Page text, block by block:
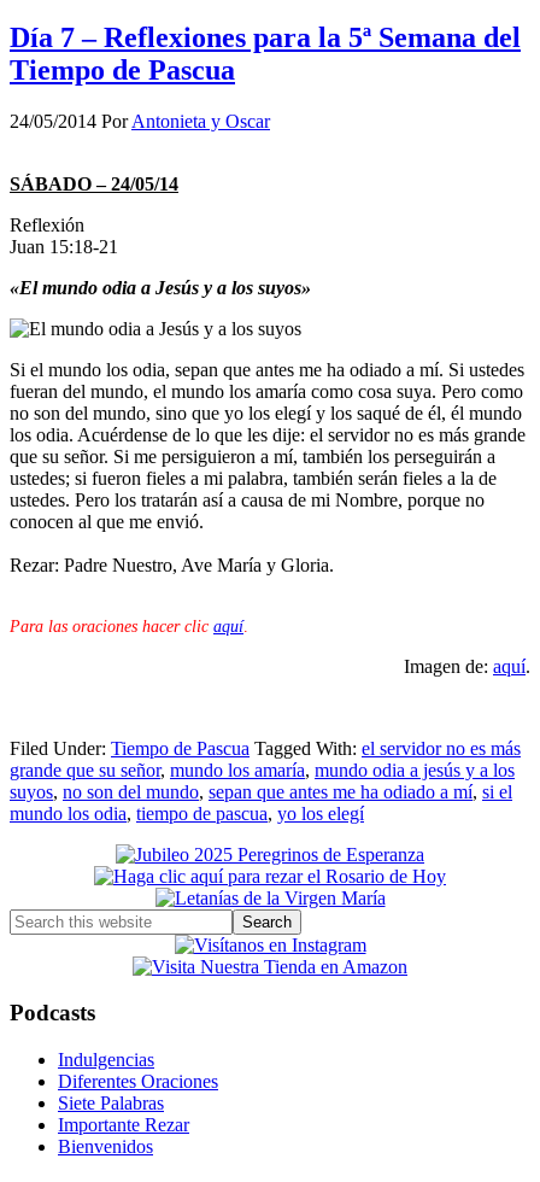
Día 7 – Reflexiones para la 5ª Semana del
Tiempo de Pascua
24/05/2014 PorAntonieta y Oscar
SÁBADO – 24/05/14
Reflexión
Juan 15:18-21
«El mundo odia a Jesús y a los suyos»
Si el mundo los odia, sepan que antes me ha odiado a mí. Si ustedes
fueran del mundo, el mundo los amaría como cosa suya. Pero como
no son del mundo, sino que yo los elegí y los saqué de él, él mundo
los odia. Acuérdense de lo que les dije: el servidor no es más grande
que su señor. Si me persiguieron a mí, también los perseguirán a
ustedes; si fueron fieles a mi palabra, también serán fieles a la de
ustedes. Pero los tratarán así a causa de mi Nombre, porque no
conocen al que me envió.
Rezar: Padre Nuestro, Ave María y Gloria.
Para las oraciones hacer clic aquí.
Imagen de: aquí.
Filed Under: Tiempo de Pascua Tagged With: el servidor no es más
grande que su señor, mundo los amaría, mundo odia a jesús y a los
suyos, no son del mundo, sepan que antes me ha odiado a mí, si el
mundo los odia, tiempo de pascua, yo los elegí
Primary
Sidebar
Search
this
Podcasts
Indulgencias
Diferentes Oraciones
Siete Palabras
Importante Rezar
Bienvenidos